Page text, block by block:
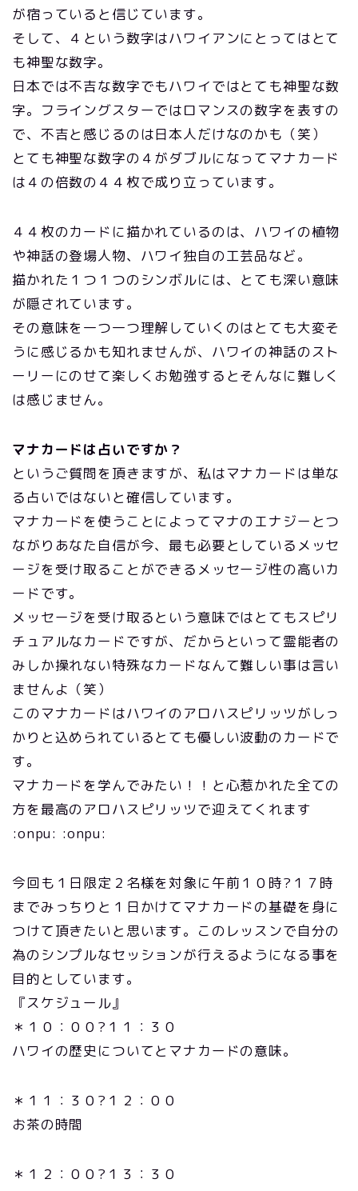
が宿っていると信じています。
そして、４という数字はハワイアンにとってはとて
も神聖な数字。
日本では不吉な数字でもハワイではとても神聖な数
字。フライングスターではロマンスの数字を表すの
で、不吉と感じるのは日本人だけなのかも（笑）
とても神聖な数字の４がダブルになってマナカード
は４の倍数の４４枚で成り立っています。
４４枚のカードに描かれているのは、ハワイの植物
や神話の登場人物、ハワイ独自の工芸品など。
描かれた１つ１つのシンボルには、とても深い意味
が隠されています。
その意味を一つ一つ理解していくのはとても大変そ
うに感じるかも知れませんが、ハワイの神話のスト
ーリーにのせて楽しくお勉強するとそんなに難しく
は感じません。
マナカードは占いですか？
というご質問を頂きますが、私はマナカードは単な
る占いではないと確信しています。
マナカードを使うことによってマナのエナジーとつ
ながりあなた自信が今、最も必要としているメッセ
ージを受け取ることができるメッセージ性の高いカ
ードです。
メッセージを受け取るという意味ではとてもスピリ
チュアルなカードですが、だからといって霊能者の
みしか操れない特殊なカードなんて難しい事は言い
ませんよ（笑）
このマナカードはハワイのアロハスピリッツがしっ
かりと込められているとても優しい波動のカードで
す。
マナカードを学んでみたい！！と心惹かれた全ての
方を最高のアロハスピリッツで迎えてくれます
:onpu: :onpu:
今回も１日限定２名様を対象に午前１０時?１７時
までみっちりと１日かけてマナカードの基礎を身に
つけて頂きたいと思います。このレッスンで自分の
為のシンプルなセッションが行えるようになる事を
目的としています。
『スケジュール』
＊１０：００?１１：３０
ハワイの歴史についてとマナカードの意味。
＊１１：３０?１２：００
お茶の時間
＊１２：００?１３：３０